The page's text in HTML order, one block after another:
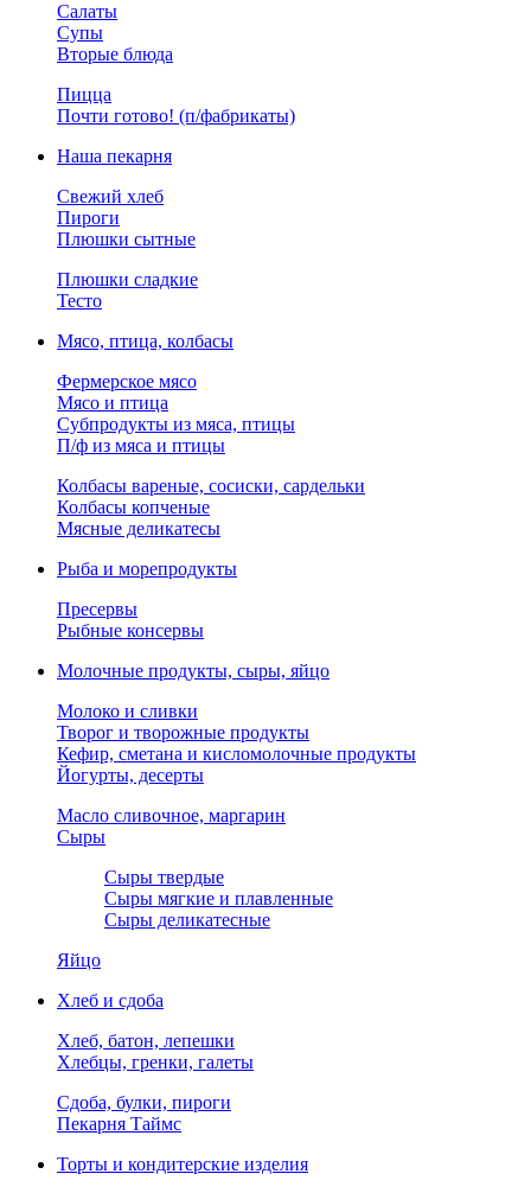
Салаты
Супы
Вторые блюда
Пицца
Почти готово! (п/фабрикаты)
Наша пекарня
Свежий хлеб
Пироги
Плюшки сытные
Плюшки сладкие
Тесто
Мясо, птица, колбасы
Фермерское мясо
Мясо и птица
Субпродукты из мяса, птицы
П/ф из мяса и птицы
Колбасы вареные, сосиски, сардельки
Колбасы копченые
Мясные деликатесы
Рыба и морепродукты
Пресервы
Рыбные консервы
Молочные продукты, сыры, яйцо
Молоко и сливки
Творог и творожные продукты
Кефир, сметана и кисломолочные продукты
Йогурты, десерты
Масло сливочное, маргарин
Сыры
Сыры твердые
Сыры мягкие и плавленные
Сыры деликатесные
Яйцо
Хлеб и сдоба
Хлеб, батон, лепешки
Хлебцы, гренки, галеты
Сдоба, булки, пироги
Пекарня Таймс
Торты и кондитерские изделия